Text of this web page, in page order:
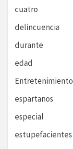
cuatro
delincuencia
durante
edad
Entretenimiento
espartanos
especial
estupefacientes